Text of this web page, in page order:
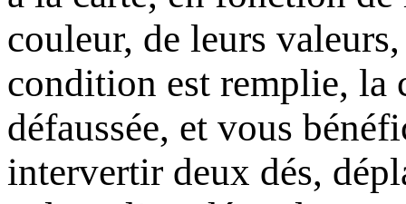
couleur, de leurs
condition est remplie, la
défaussée, et vous
intervertir deux dés,